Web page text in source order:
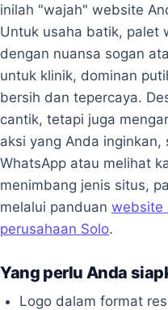
inilah "wajah" website
Untuk usaha batik, palet
dengan nuansa sogan
untuk klinik, dominan
bersih dan tepercaya.
cantik, tetapi juga
aksi yang Anda
WhatsApp atau melihat
menimbang jenis situs,
melalui panduan website
perusahaan Solo.
Yang perlu Anda
Logo dalam format